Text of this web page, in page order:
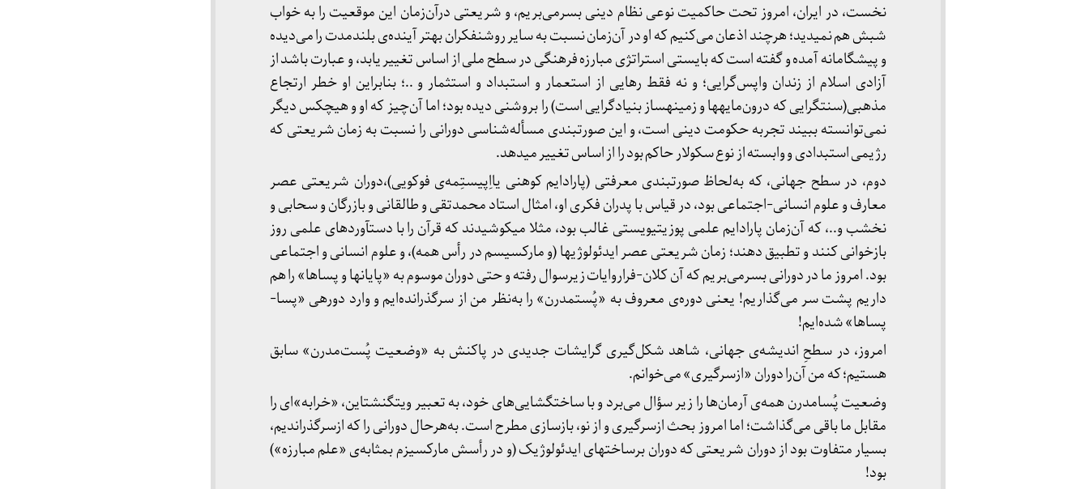
نخست، در ایران، امروز تحت حاکمیت نوعی نظام دینی بسرمی‌بریم، و شریعتی درآن‌زمان این موقعیت را به خواب
شبش هم نمی­دید؛ هرچند اذعان می‌کنیم که او در آن‌زمان نسبت به سایر روشنفکران بهتر آینده‌ی بلندمدت را می‌دیده
و پیشگامانه آمده و گفته است که بایستی استراتژی مبارزه فرهنگی در سطح ملی از اساس تغییر یابد، و عبارت باشد از
آزادی اسلام از زندان واپس‌گرایی؛ و نه فقط رهایی از استعمار و استبداد و استثمار و ..؛ بنابراین او خطر ارتجاع
مذهبی(سنت­گرایی که درون‌مایه­ها و زمینه­ساز بنیادگرایی است) را بروشنی دیده بود؛ اما آن‌چیز که او و هیچکس دیگر
نمی‌توانسته ببیند تجربه حکومت دینی است، و این صورت­بندی مسأله‌شناسی دورانی را نسبت به زمان شریعتی که
رژیمی استبدادی و وابسته­ از نوع سکولار حاکم بود را از اساس تغییر می­دهد.
دوم، در سطح جهانی، که به‌لحاظ صورتبندی معرفتی (پارادایم کوهنی یااِپیستِمه‌ی فوکویی)،دوران شریعتی عصر
معارف و علوم انسانی-اجتماعی بود، در قیاس با پدران فکری او، امثال استاد محمدتقی و طالقانی و بازرگان و سحابی و
نخشب و..، که آن‌زمان پارادایم علمی پوزیتیویستی غالب بود، مثلا میکوشید­ند که قرآن را با دستآوردهای علمی روز
بازخوانی کنند و تطبیق دهند؛ زمان شریعتی عصر ایدئولوژی­ها (و مارکسیسم در رأس­ همه)، و علوم انسانی و اجتماعی
بود. امروز ما در دورانی بسرمی‌بریم که آن کلان‌-فراروایات زیرسوال رفته و حتی دوران موسوم به «پایان­ها و پساها» را هم
داریم پشت سر می‌گذاریم! یعنی دوره‌ی معروف به «پُست­مدرن» را به‌نظر من از سرگذرانده‌ایم و وارد دوره­ی «پسا-
پساها» شده‌ایم!
امروز، در سطحِ اندیشه‌ی جهانی، شاهد شکل‌گیری گرایشات جدیدی در پاکنش به «وضعیت پُست‌مدرن» سابق
هستیم؛ که من آن‌را دوران «ازسرگیری» می‌خوانم.
وضعیت پُسامدرن همه‌ی آرمان‌ها را زیر سؤال می‌برد و با ساخت­گشایی‌های خود، به تعبیر ویتگنشتاین، «خرابه»­ای را
مقابل ما باقی می‌گذاشت؛ اما امروز بحث ازسرگیری و از نو، بازسازی مطرح است. به‌هرحال دورانی را که ازسرگذراندیم،
بسیار متفاوت بود از دوران شریعتی که دوران برساخت­های ایدئولوژیک (و در رأسش مارکسیزم بمثابه‌ی «علم مبارزه»)
بود!